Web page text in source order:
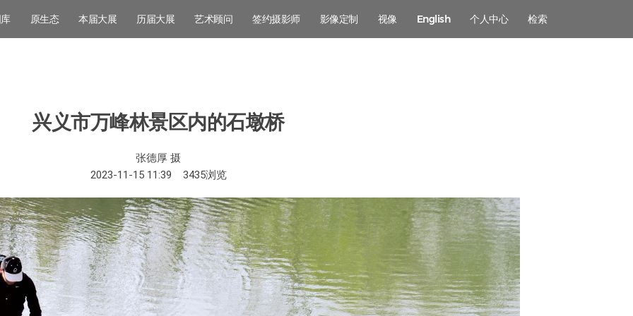
原生态 本届大展 历届大展 艺术顾问 签约摄影师 影像定制 视像 English 个人中心 检索
兴义市万峰林景区内的石墩桥
张德厚 摄
2023-11-15 11:39
3435浏览